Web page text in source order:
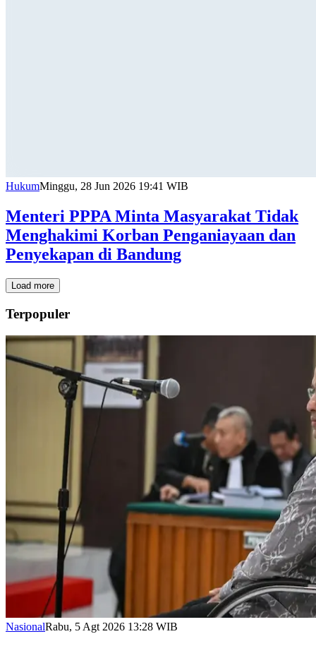
HukumMinggu, 28 Jun 2026 19:41 WIB
Menteri PPPA Minta Masyarakat Tidak
Menghakimi Korban Penganiayaan dan
Penyekapan di Bandung
Load more
Terpopuler
NasionalRabu, 5 Agt 2026 13:28 WIB